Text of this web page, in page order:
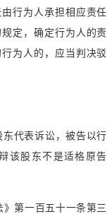
行为人承担相应责任
定，确定行为人的责
为人的，应当判决驳
东代表诉讼，被告以行
该股东不是适格原告
》第一百五十一条第三